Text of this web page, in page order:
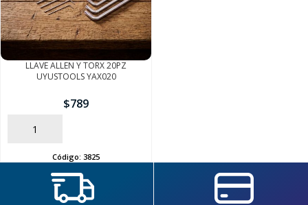
LLAVE ALLEN Y TORX 20PZ
UYUSTOOLS YAX020
$789
AÑADIR
Código: 3825
SEGUÍ COMPRANDO
FINALIZÁ TU COMPRA